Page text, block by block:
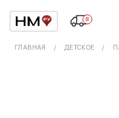
8
ГЛАВНАЯ ДЕТСКОЕ